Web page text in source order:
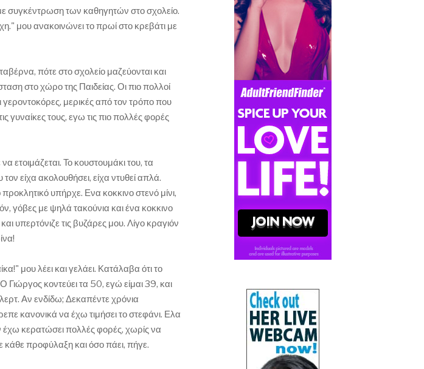
συγκέντρωση των καθηγητών στο σχολείο.
μου ανακοινώνει το πρωί στο κρεβάτι με
πότε στο σχολείο μαζεύονται και
στο χώρο της Παιδείας. Οι πιο πολλοί
γεροντοκόρες, μερικές από τον τρόπο που
γυναίκες τους, εγω τις πιο πολλές φορές
Το κουστουμάκι του, τα
είχα ακολουθήσει, είχα ντυθεί απλά.
υπήρχε. Ενα κοκκινο στενό μίνι,
γόβες με ψηλά τακούνια και ένα κοκκινο
υπερτόνιζε τις βυζάρες μου. Λίγο κραγιόν
μου λέει και γελάει. Κατάλαβα ότι το
Γιώργος κοντεύει τα 50, εγώ είμαι 39, και
Αν ενδίδω; Δεκαπέντε χρόνια
κανονικά να έχω τιμήσει το στεφάνι. Ελα
έχω κερατώσει πολλές φορές, χωρίς να
προφύλαξη και όσο πάει, πήγε.